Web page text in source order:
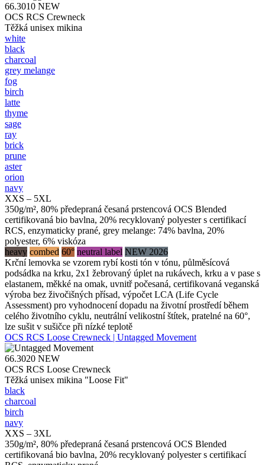
66.3010 NEW
OCS RCS Crewneck
Těžká unisex mikina
white
black
charcoal
grey melange
fog
birch
latte
thyme
sage
ray
brick
prune
aster
orion
navy
XXS – 5XL
350g/m², 80% předepraná česaná prstencová OCS Blended
certifikovaná bio bavlna, 20% recyklovaný polyester s certifikací
RCS, enzymaticky prané, grey melange: 74% bavlna, 20%
polyester, 6% viskóza
heavy combed 60° neutral label NEW 2026
Krční lemovka se vzorem rybí kosti tón v tónu, půlměsícová
podsádka na krku, 2x1 žebrovaný úplet na rukávech, krku a v pase s
elastanem, měkké na omak, uvnitř počesaná, certifikovaná veganská
výroba bez živočišných přísad, výpočet LCA (Life Cycle
Assessment) pro vyhodnocení dopadu na životní prostředí během
celého životního cyklu, neutrální velikostní štítek, pratelné na 60°,
lze sušit v sušičce při nízké teplotě
OCS RCS Loose Crewneck | Untagged Movement
66.3020 NEW
OCS RCS Loose Crewneck
Těžká unisex mikina "Loose Fit"
black
charcoal
birch
navy
XXS – 3XL
350g/m², 80% předepraná česaná prstencová OCS Blended
certifikovaná bio bavlna, 20% recyklovaný polyester s certifikací